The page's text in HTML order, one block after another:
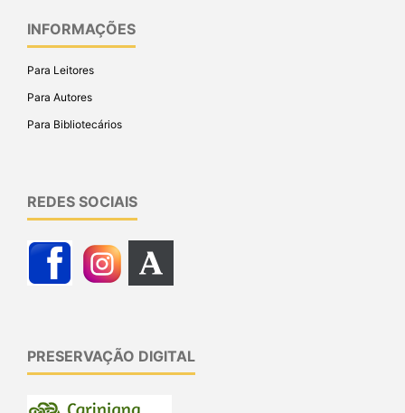
INFORMAÇÕES
Para Leitores
Para Autores
Para Bibliotecários
REDES SOCIAIS
PRESERVAÇÃO DIGITAL